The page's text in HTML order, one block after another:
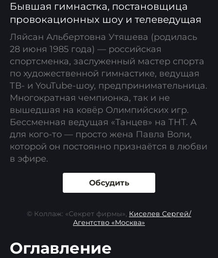
Бывшая гимнастка, постановщица
провокационных шоу и телеведущая
Ляйсан Альбертовна Утяшева (родилась
28 июня 1985 года) — российская
спортсменка, заслуженный мастер спорта
по художественной гимнастике, ведущая
ТВ- и YouTube-шоу, предпринимательница.
Многократная чемпионка, так и не
вышедшая на ковёр Олимпийских игр.
Бессменная ведущая «Танцев» на ТНТ. А
для кого-то — просто жена Павла Воли,
которой он постоянно признаётся в любви
в эфире.
Обсудить
© Коллаж: «Секрет фирмы», Киселев Сергей/
Агентство «Москва»
Оглавление